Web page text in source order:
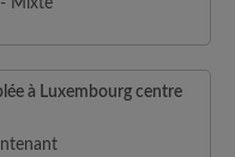
Mixte
à Luxembourg centre